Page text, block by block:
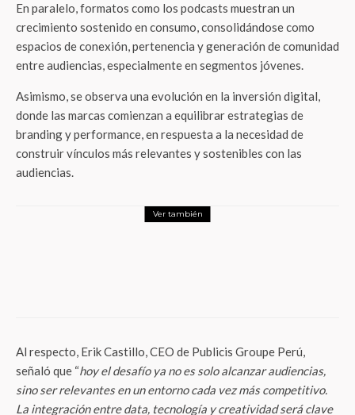
En paralelo, formatos como los podcasts muestran un
crecimiento sostenido en consumo, consolidándose como
espacios de conexión, pertenencia y generación de comunidad
entre audiencias, especialmente en segmentos jóvenes.
Asimismo, se observa una evolución en la inversión digital,
donde las marcas comienzan a equilibrar estrategias de
branding y performance, en respuesta a la necesidad de
construir vínculos más relevantes y sostenibles con las
audiencias.
Ver también
Al respecto, Erik Castillo, CEO de Publicis Groupe Perú,
señaló que “hoy el desafío ya no es solo alcanzar audiencias,
sino ser relevantes en un entorno cada vez más competitivo.
La integración entre data, tecnología y creatividad será clave